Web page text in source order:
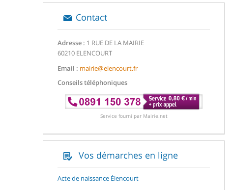
Contact
Adresse : 1 RUE DE LA MAIRIE
60210 ELENCOURT
Email : mairie@elencourt.fr
Conseils téléphoniques
Service fourni par Mairie.net
Vos démarches en ligne
Acte de naissance Élencourt